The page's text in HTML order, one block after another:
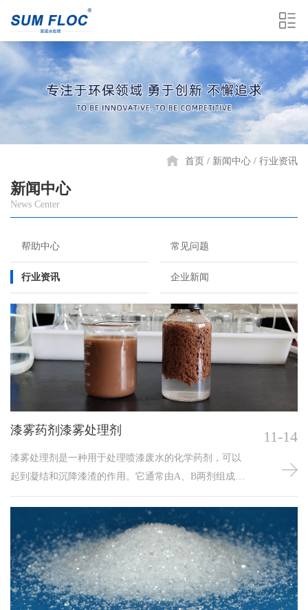
首页 新闻中心 行业资讯
新闻中心
News Center
帮助中心 常见问题
行业资讯 企业新闻
漆雾药剂漆雾处理剂
漆雾处理剂是一种用于处理喷漆废水的化学药剂，可以
起到凝结和沉降漆渣的作用。它通常由A、B两剂组成；
在喷漆废水处理中，漆雾絮凝剂的使用可以有效地去除
水中的漆渣和油漆颗粒，提高水质，同时延长设备使用
寿命和简化操作流程；漆雾絮凝剂不仅适用于喷漆废水
处理，还可用于其他类似废水的处理。漆雾处理剂是一
种用于处理喷漆废水的化学药剂，可以起到凝结和沉降
漆渣的作用。
11-14